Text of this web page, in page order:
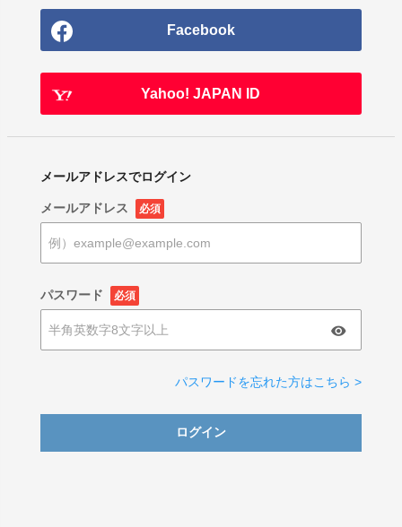
Facebook
Yahoo! JAPAN ID
メールアドレスでログイン
メールアドレス 必須
パスワード 必須
パスワードを忘れた方はこちら >
ログイン